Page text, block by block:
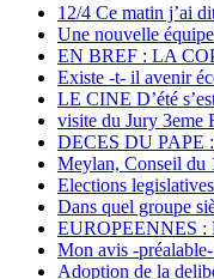
12/4 Ce matin j’ai
Une nouvelle
EN BREF : LA
Existe -t- il avenir
LE CINE D’été
visite du Jury 3eme
DECES DU PAPE :
Meylan, Conseil du
Elections
Dans quel groupe
EUROPEENNES
Mon avis -
Adoption de la